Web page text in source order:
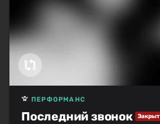
Последний звонок Закрыт
ПЕРФОРМАНС